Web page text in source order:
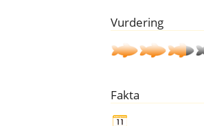
Vurdering
Fakta